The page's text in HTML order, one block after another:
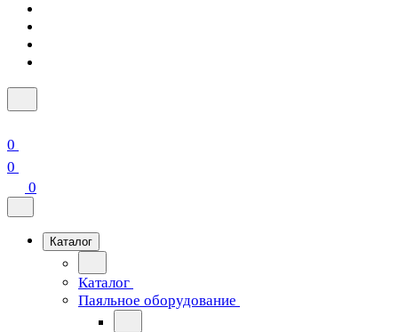
0
0
0
Каталог
Каталог
Паяльное оборудование